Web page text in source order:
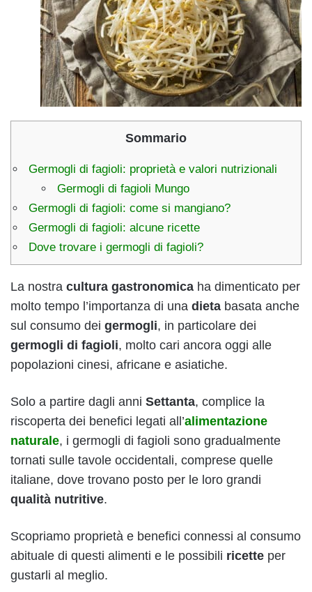
Sommario
Germogli di fagioli: proprietà e valori nutrizionali
Germogli di fagioli Mungo
Germogli di fagioli: come si mangiano?
Germogli di fagioli: alcune ricette
Dove trovare i germogli di fagioli?
La nostra cultura gastronomica ha dimenticato per
molto tempo l’importanza di una dieta basata anche
sul consumo dei germogli, in particolare dei
germogli di fagioli, molto cari ancora oggi alle
popolazioni cinesi, africane e asiatiche.
Solo a partire dagli anni Settanta, complice la
riscoperta dei benefici legati all’alimentazione
naturale, i germogli di fagioli sono gradualmente
tornati sulle tavole occidentali, comprese quelle
italiane, dove trovano posto per le loro grandi
qualità nutritive.
Scopriamo proprietà e benefici connessi al consumo
abituale di questi alimenti e le possibili ricette per
gustarli al meglio.